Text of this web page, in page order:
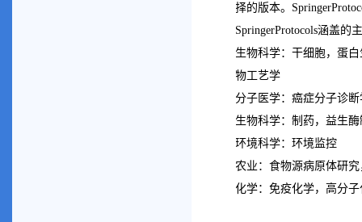
择的版本。
SpringerProtocols涵盖的
生物科学：干细胞，蛋
物工艺学
分子医学：癌症分子诊
生物科学：制药，益生
环境科学：环境监控
农业：食物源病原体研
化学：免疫化学，高分